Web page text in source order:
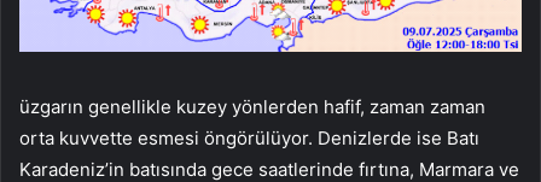
üzgarın genellikle kuzey yönlerden hafif, zaman zaman
orta kuvvette esmesi öngörülüyor. Denizlerde ise Batı
Karadeniz’in batısında gece saatlerinde fırtına, Marmara ve